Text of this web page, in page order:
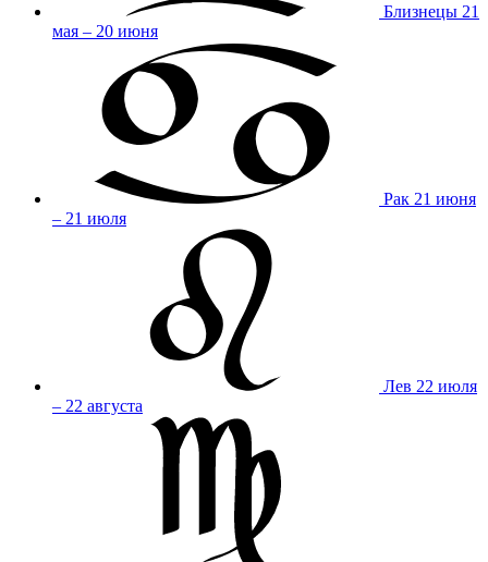
Близнецы 21
мая – 20 июня
Рак 21 июня
– 21 июля
Лев 22 июля
– 22 августа